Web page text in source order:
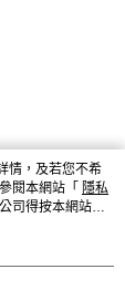
情，及若您不希
閱本網站「 隱私
司得按本網站使